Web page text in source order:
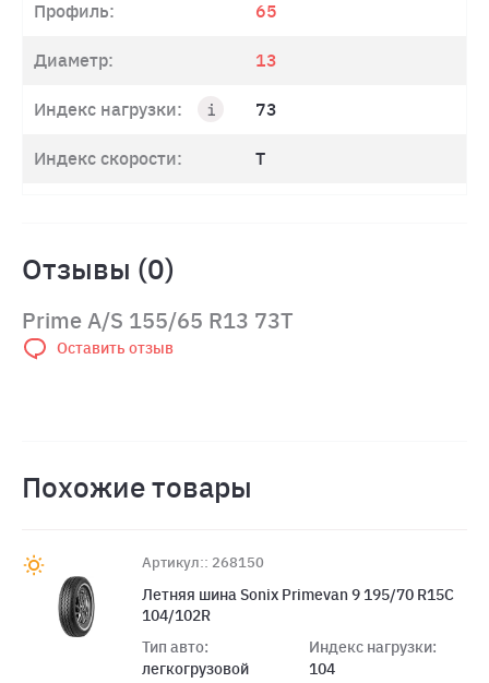
Профиль: 65
Диаметр: 13
Индекс нагрузки: 73
Индекс скорости: T
Отзывы (0)
Prime A/S 155/65 R13 73T
Оставить отзыв
Похожие товары
Артикул:: 268150
Летняя шина Sonix Primevan 9 195/70 R15C
104/102R
Тип авто:
легкогрузовой
Индекс нагрузки:
104